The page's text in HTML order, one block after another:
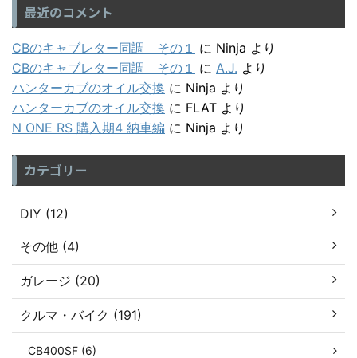
最近のコメント
CBのキャブレター同調 その１ に Ninja より
CBのキャブレター同調 その１ に A.J. より
ハンターカブのオイル交換 に Ninja より
ハンターカブのオイル交換 に FLAT より
N ONE RS 購入期4 納車編 に Ninja より
カテゴリー
DIY (12)
その他 (4)
ガレージ (20)
クルマ・バイク (191)
CB400SF (6)